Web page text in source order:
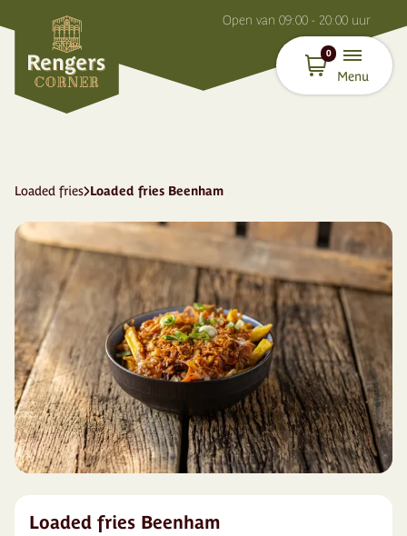
Open van 09:00 - 20:00 uur
0
Menu
Loaded fries Loaded fries Beenham
Loaded fries Beenham